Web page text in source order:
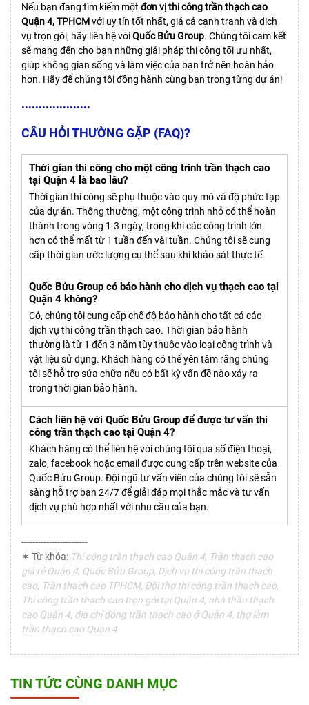
Nếu bạn đang tìm kiếm một đơn vịthi công trần thạch cao
Quận 4, TPHCMvới uy tín tốt nhất, giá cả cạnh tranh và dịch
vụ trọn gói, hãy liên hệ vớiQuốc Bửu Group. Chúng tôi cam kết
sẽ mang đến cho bạn những giải pháp thi công tối ưu nhất,
giúp không gian sống và làm việc của bạn trở nên hoàn hảo
hơn. Hãy để chúng tôi đồng hành cùng bạn trong từng dự án!
••••••••••••••••••••
CÂU HỎI THƯỜNG GẶP (FAQ)?
Thời gian thi công cho một công trình trần thạch cao
tại Quận 4 là bao lâu?
Thời gian thi công sẽ phụ thuộc vào quy mô và độ phức tạp
của dự án. Thông thường, một công trình nhỏ có thể hoàn
thành trong vòng 1-3 ngày, trong khi các công trình lớn
hơn có thể mất từ 1 tuần đến vài tuần. Chúng tôi sẽ cung
cấp thời gian ước lượng cụ thể sau khi khảo sát thực tế.
Quốc Bửu Group có bảo hành cho dịch vụ thạch cao tại
Quận 4 không?
Có, chúng tôi cung cấp chế độ bảo hành cho tất cả các
dịch vụ thi công trần thạch cao. Thời gian bảo hành
thường là từ 1 đến 3 năm tùy thuộc vào loại công trình và
vật liệu sử dụng. Khách hàng có thể yên tâm rằng chúng
tôi sẽ hỗ trợ sửa chữa nếu có bất kỳ vấn đề nào xảy ra
trong thời gian bảo hành.
Cách liên hệ với Quốc Bửu Group để được tư vấn thi
công trần thạch cao tại Quận 4?
Khách hàng có thể liên hệ với chúng tôi qua số điện thoại,
zalo, facebook hoặc email được cung cấp trên website của
Quốc Bửu Group. Đội ngũ tư vấn viên của chúng tôi sẽ sẵn
sàng hỗ trợ bạn 24/7 để giải đáp mọi thắc mắc và tư vấn
dịch vụ phù hợp nhất với nhu cầu của bạn.
------------------------
✶ Từ khóa: Thi công trần thạch cao Quận 4, Trần thạch cao
giá rẻ Quận 4, Quốc Bửu Group, Dịch vụ thi công trần thạch
cao, Trần thạch cao TPHCM, Đội thợ thi công trần thạch cao,
Thi công trần thạch cao trọn gói tại Quận 4, nhà thầu thạch
cao Quận 4, địa chỉ đóng trần thạch cao ở Quận 4, thợ làm
trần thạch cao Quận 4
TIN TỨC CÙNG DANH MỤC